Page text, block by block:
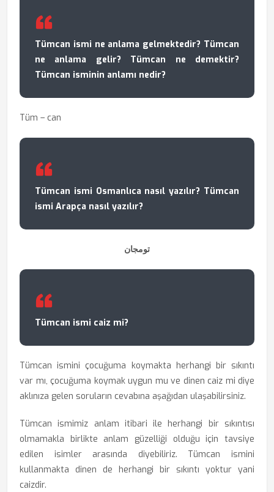
Tümcan ismi ne anlama gelmektedir? Tümcan
ne anlama gelir? Tümcan ne demektir?
Tümcan isminin anlamı nedir?
Tüm – can
Tümcan ismi Osmanlıca nasıl yazılır? Tümcan
ismi Arapça nasıl yazılır?
تومجان
Tümcan ismi caiz mi?
Tümcan ismini çocuğuma koymakta herhangi bir sıkıntı
var mı, çocuğuma koymak uygun mu ve dinen caiz mi diye
aklınıza gelen soruların cevabına aşağıdan ulaşabilirsiniz.
Tümcan ismimiz anlam itibari ile herhangi bir sıkıntısı
olmamakla birlikte anlam güzelliği olduğu için tavsiye
edilen isimler arasında diyebiliriz. Tümcan ismini
kullanmakta dinen de herhangi bir sıkıntı yoktur yani
caizdir.